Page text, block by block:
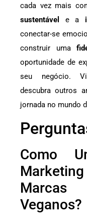
cada vez mais
sustentável
e a
conectar-se
construir uma
oportunidade de
seu negócio.
descubra outros
jornada no mundo
Como
Marcas
Veganos?